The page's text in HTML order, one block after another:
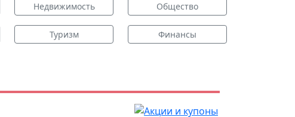
Недвижимость Общество
Туризм Финансы